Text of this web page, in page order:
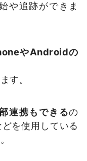
や追跡ができま
やAndroidの
す。
連携もできるの
を使用している